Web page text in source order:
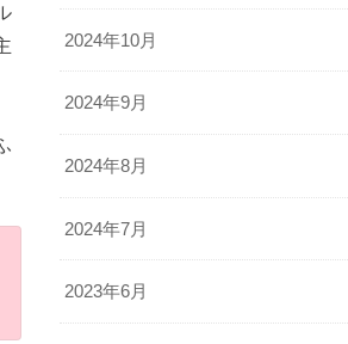
2024年10月
2024年9月
2024年8月
2024年7月
2023年6月